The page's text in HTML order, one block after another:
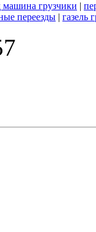
машина грузчики |
переезды | газель